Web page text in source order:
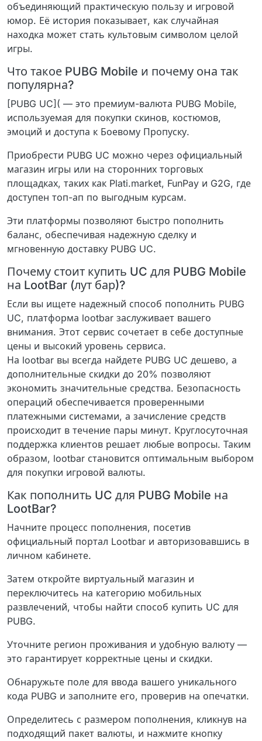
объединяющий практическую пользу и игровой
юмор. Её история показывает, как случайная
находка может стать культовым символом целой
игры.
Что такое PUBG Mobile и почему она так
популярна?
[PUBG UC]( — это премиум-валюта PUBG Mobile,
используемая для покупки скинов, костюмов,
эмоций и доступа к Боевому Пропуску.
Приобрести PUBG UC можно через официальный
магазин игры или на сторонних торговых
площадках, таких как Plati.market, FunPay и G2G, где
доступен топ-ап по выгодным курсам.
Эти платформы позволяют быстро пополнить
баланс, обеспечивая надежную сделку и
мгновенную доставку PUBG UC.
Почему стоит купить UC для PUBG Mobile
на LootBar (лут бар)?
Если вы ищете надежный способ пополнить PUBG
UC, платформа lootbar заслуживает вашего
внимания. Этот сервис сочетает в себе доступные
цены и высокий уровень сервиса.
На lootbar вы всегда найдете PUBG UC дешево, а
дополнительные скидки до 20% позволяют
экономить значительные средства. Безопасность
операций обеспечивается проверенными
платежными системами, а зачисление средств
происходит в течение пары минут. Круглосуточная
поддержка клиентов решает любые вопросы. Таким
образом, lootbar становится оптимальным выбором
для покупки игровой валюты.
Как пополнить UC для PUBG Mobile на
LootBar?
Начните процесс пополнения, посетив
официальный портал Lootbar и авторизовавшись в
личном кабинете.
Затем откройте виртуальный магазин и
переключитесь на категорию мобильных
развлечений, чтобы найти способ купить UC для
PUBG.
Уточните регион проживания и удобную валюту —
это гарантирует корректные цены и скидки.
Обнаружьте поле для ввода вашего уникального
кода PUBG и заполните его, проверив на опечатки.
Определитесь с размером пополнения, кликнув на
подходящий пакет валюты, и нажмите кнопку